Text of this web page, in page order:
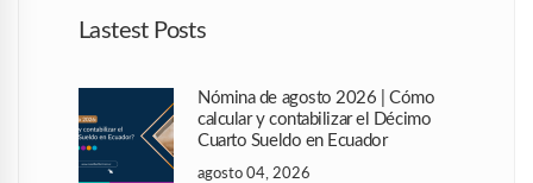
Lastest Posts
Nómina de agosto 2026 | Cómo
calcular y contabilizar el Décimo
Cuarto Sueldo en Ecuador
agosto 04, 2026